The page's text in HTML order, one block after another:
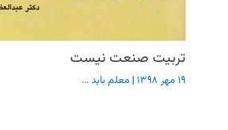
تربیت صنعت نیست
۱۹ مهر ۱۳۹۸ | معلم باید ...